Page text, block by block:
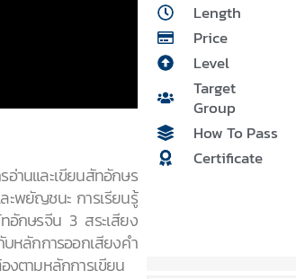
านและเขียนสัทอักษร
ะพยัญชนะ การเรียนรู้
อักษรจีน 3 สระเสียง
บหลักการออกเสียงคำ
งตามหลักการเขียน
Length
Price
Level
Target
Group
How To Pass
Certificate